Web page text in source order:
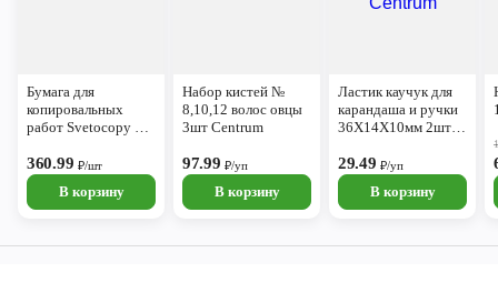
Бумага для
копировальных
работ Svetocopy А4
360.99 ₽/шт
В корзину
Набор кистей №
8,10,12 волос овцы
3шт Centrum
97.99₽/уп
В корзину
Ластик каучук для
карандаша и ручки
36Х14Х10мм 2шт
29.49₽/уп
В корзину